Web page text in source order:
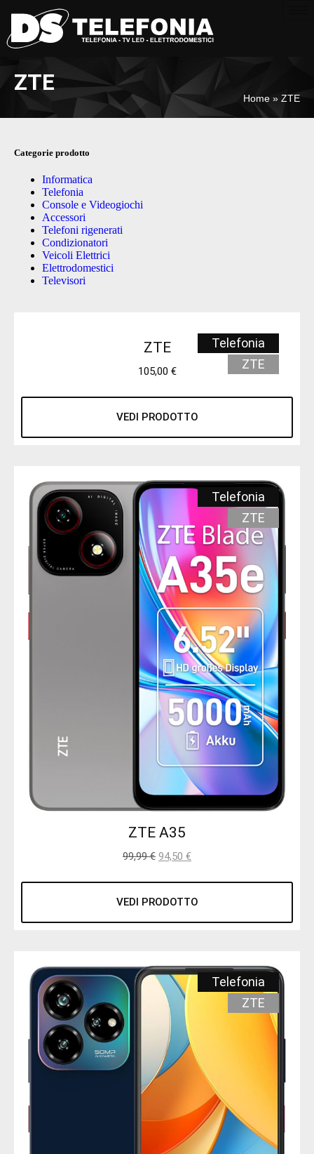
ZTE
Home » ZTE
Categorie prodotto
Informatica
Telefonia
Console e Videogiochi
Accessori
Telefoni rigenerati
Condizionatori
Veicoli Elettrici
Elettrodomestici
Televisori
Telefonia
ZTE
ZTE
105,00 €
VEDI PRODOTTO
Telefonia
ZTE
ZTE A35
99,99€ 94,50 €
VEDI PRODOTTO
Telefonia
ZTE